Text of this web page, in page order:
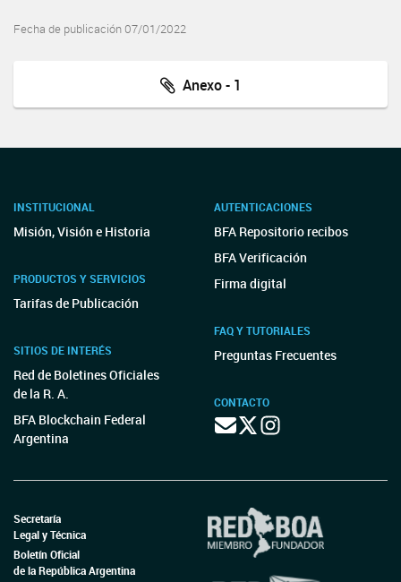
Fecha de publicación 07/01/2022
Anexo - 1
INSTITUCIONAL
Misión, Visión e Historia
PRODUCTOS Y SERVICIOS
Tarifas de Publicación
SITIOS DE INTERÉS
Red de Boletines Oficiales
de la R. A.
BFA Blockchain Federal
Argentina
AUTENTICACIONES
BFA Repositorio recibos
BFA Verificación
Firma digital
FAQ Y TUTORIALES
Preguntas Frecuentes
CONTACTO
Secretaría
Legal y Técnica
Boletín Oficial
de la República Argentina